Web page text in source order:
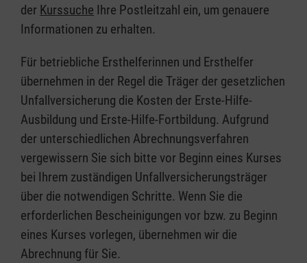
der Kurssuche Ihre Postleitzahl ein, um genauere
Informationen zu erhalten.
Für betriebliche Ersthelferinnen und Ersthelfer
übernehmen in der Regel die Träger der gesetzlichen
Unfallversicherung die Kosten der Erste-Hilfe-
Ausbildung und Erste-Hilfe-Fortbildung. Aufgrund
der unterschiedlichen Abrechnungsverfahren
vergewissern Sie sich bitte vor Beginn eines Kurses
bei Ihrem zuständigen Unfallversicherungsträger
über die notwendigen Schritte. Wenn Sie die
erforderlichen Bescheinigungen vor bzw. zu Beginn
eines Kurses vorlegen, übernehmen wir die
Abrechnung für Sie.